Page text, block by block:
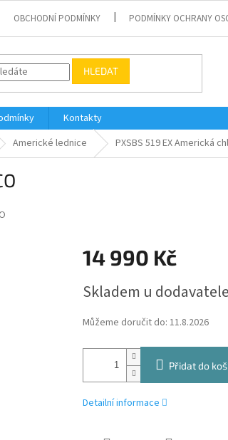
OBCHODNÍ PODMÍNKY PODMÍNKY OCHRANY
HLEDAT
Kontakty
Americké lednice PXSBS 519 EX Americká
14 990 Kč
cena:
Skladem u dodavatele
Můžeme doručit do: 11.8.2026
Přidat do
Detailní informace